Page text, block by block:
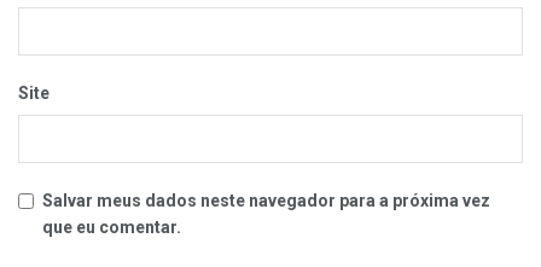
Site
Salvar meus dados neste navegador para a próxima vez
que eu comentar.